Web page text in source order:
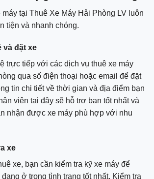
máy tại Thuê Xe Máy Hải Phòng LV luôn
tiện và nhanh chóng.
và đặt xe
trực tiếp với các dịch vụ thuê xe máy
qua số điện thoại hoặc email để đặt
tin chi tiết về thời gian và địa điểm bạn
viên tại đây sẽ hỗ trợ bạn tốt nhất và
nhận được xe máy phù hợp với nhu
xe
xe, bạn cần kiểm tra kỹ xe máy để
ở trong tình trạng tốt nhất. Kiểm tra